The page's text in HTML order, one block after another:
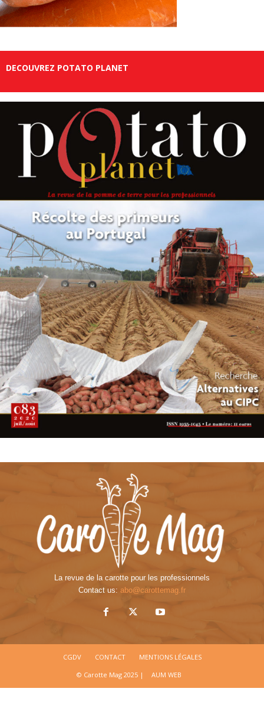
DECOUVREZ POTATO PLANET
La revue de la carotte pour les professionnels
Contact us: abo@carottemag.fr
CGDV CONTACT
MENTIONS LÉGALES
© Carotte Mag 2025 |
AUM WEB